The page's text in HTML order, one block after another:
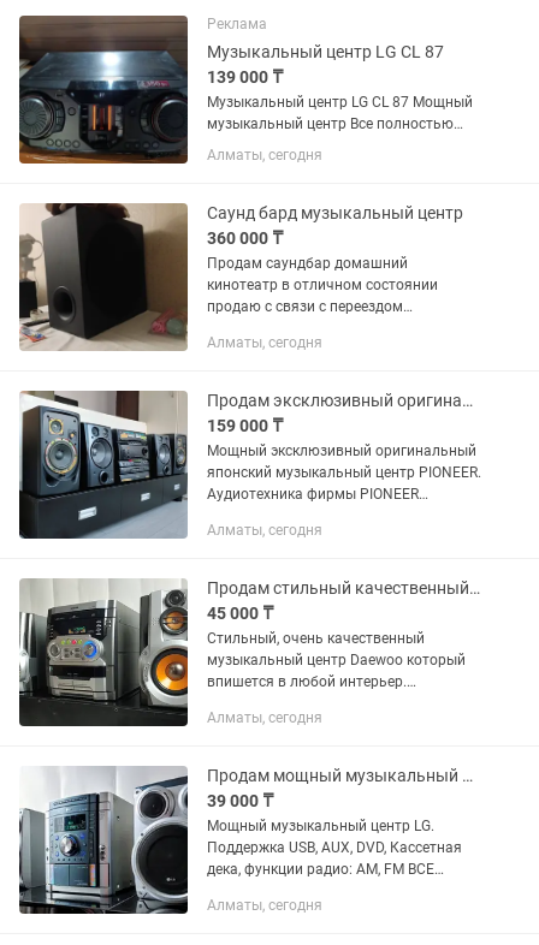
такой же центр но с...
Реклама
Музыкальный центр LG CL 87
139 000 ₸
Музыкальный центр LG CL 87 Мощный
музыкальный центр Все полностью
работает блютуз радио аух кабель
диск тоже. Отличное состояние
чистый 2350 RMS ватт Идеальный...
Алматы, сегодня
Саунд бард музыкальный центр
360 000 ₸
Продам саундбар домашний
кинотеатр в отличном состоянии
продаю с связи с переездом
покупали за 400.000
Алматы, сегодня
Продам эксклюзивный оригинальный японский музыкальный центр Pioneer
159 000 ₸
Мощный эксклюзивный оригинальный
японский музыкальный центр PIONEER.
Аудиотехника фирмы PIONEER
звучания и надежностью, поэтому
пользуется...
Алматы, сегодня
Продам стильный качественный музыкальный центр, караоке, колонка
45 000 ₸
Стильный, очень качественный
музыкальный центр Daewoo который
впишется в любой интерьер.
системе передачи звука Dolby Digital
звучания....
Алматы, сегодня
Продам мощный музыкальный центр LG, с функцией караоке, колонка
39 000 ₸
Мощный музыкальный центр LG.
Поддержка USB, AUX, DVD, Кассетная
дека, функции радио: AM, FM ВСЕ
ОТЛИЧНОМ СОСТОЯНИИ!!
Алматы, сегодня